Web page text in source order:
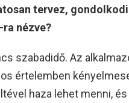
tervez,
nézve?
szabadidő. Az
értelemben
haza lehet menni,